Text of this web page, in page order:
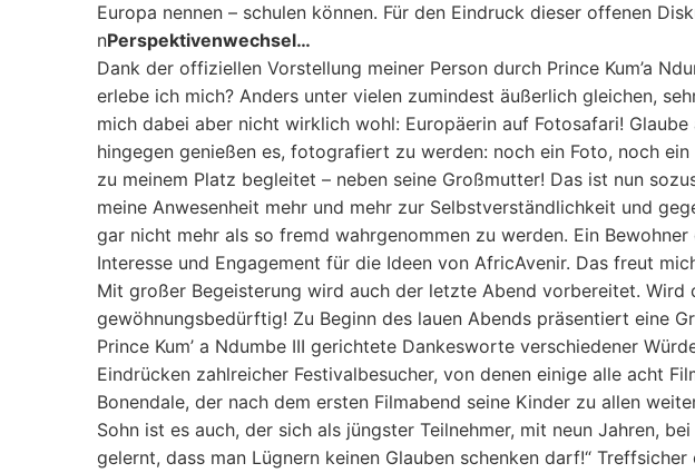
Europa nennen – schulen können. Für den Eindruck dieser offenen
nPerspektivenwechsel…
Dank der offiziellen Vorstellung meiner Person durch Prince Kum’a
erlebe ich mich? Anders unter vielen zumindest äußerlich gleichen,
mich dabei aber nicht wirklich wohl: Europäerin auf Fotosafari!
hingegen genießen es, fotografiert zu werden: noch ein Foto, noch
zu meinem Platz begleitet – neben seine Großmutter! Das ist nun
meine Anwesenheit mehr und mehr zur Selbstverständlichkeit und
gar nicht mehr als so fremd wahrgenommen zu werden. Ein
Interesse und Engagement für die Ideen von AfricAvenir. Das freut
Mit großer Begeisterung wird auch der letzte Abend vorbereitet. Wird
gewöhnungsbedürftig! Zu Beginn des lauen Abends präsentiert eine
Prince Kum’ a Ndumbe III gerichtete Dankesworte verschiedener
Eindrücken zahlreicher Festivalbesucher, von denen einige alle acht
Bonendale, der nach dem ersten Filmabend seine Kinder zu allen
Sohn ist es auch, der sich als jüngster Teilnehmer, mit neun Jahren,
gelernt, dass man Lügnern keinen Glauben schenken darf!“